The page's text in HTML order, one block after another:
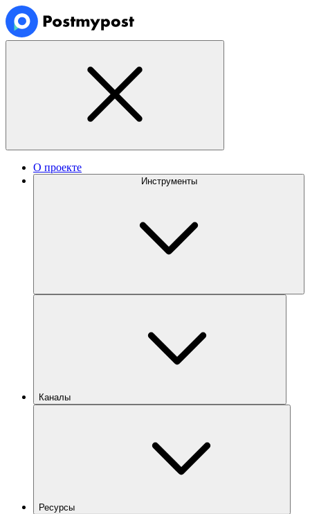
О проекте
Инструменты
Каналы
Ресурсы